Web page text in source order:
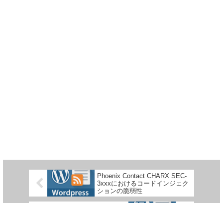
Phoenix Contact CHARX SEC-
3xxxにおけるコードインジェク
ションの脆弱性